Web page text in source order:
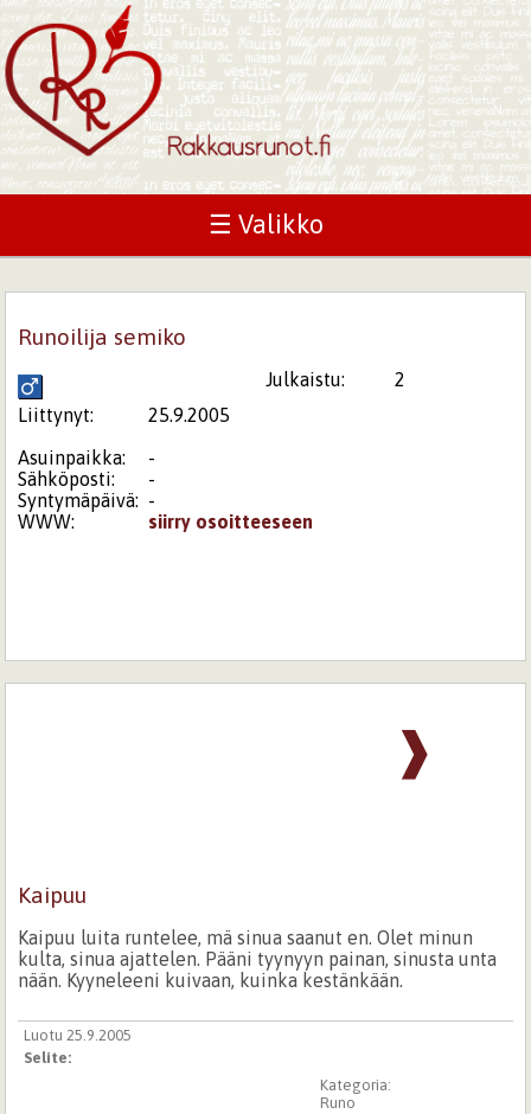
☰ Valikko
Runoilija semiko
Julkaistu:
2
Liittynyt:
25.9.2005
Asuinpaikka:
-
Sähköposti:
-
Syntymäpäivä: -
WWW:
siirry osoitteeseen
❱
Kaipuu
Kaipuu luita runtelee, mä sinua saanut en. Olet minun
kulta, sinua ajattelen. Pääni tyynyyn painan, sinusta unta
nään. Kyyneleeni kuivaan, kuinka kestänkään.
Luotu 25.9.2005
Selite:
Kategoria:
Runo